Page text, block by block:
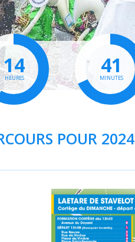
14
HEURES
41
MINUTES
POUR 2024